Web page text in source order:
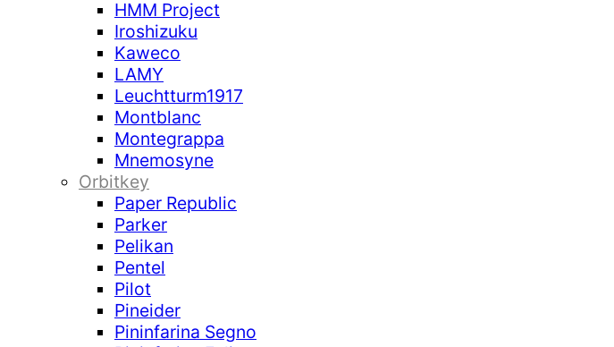
HMM Project
Iroshizuku
Kaweco
LAMY
Leuchtturm1917
Montblanc
Montegrappa
Mnemosyne
Orbitkey
Paper Republic
Parker
Pelikan
Pentel
Pilot
Pineider
Pininfarina Segno